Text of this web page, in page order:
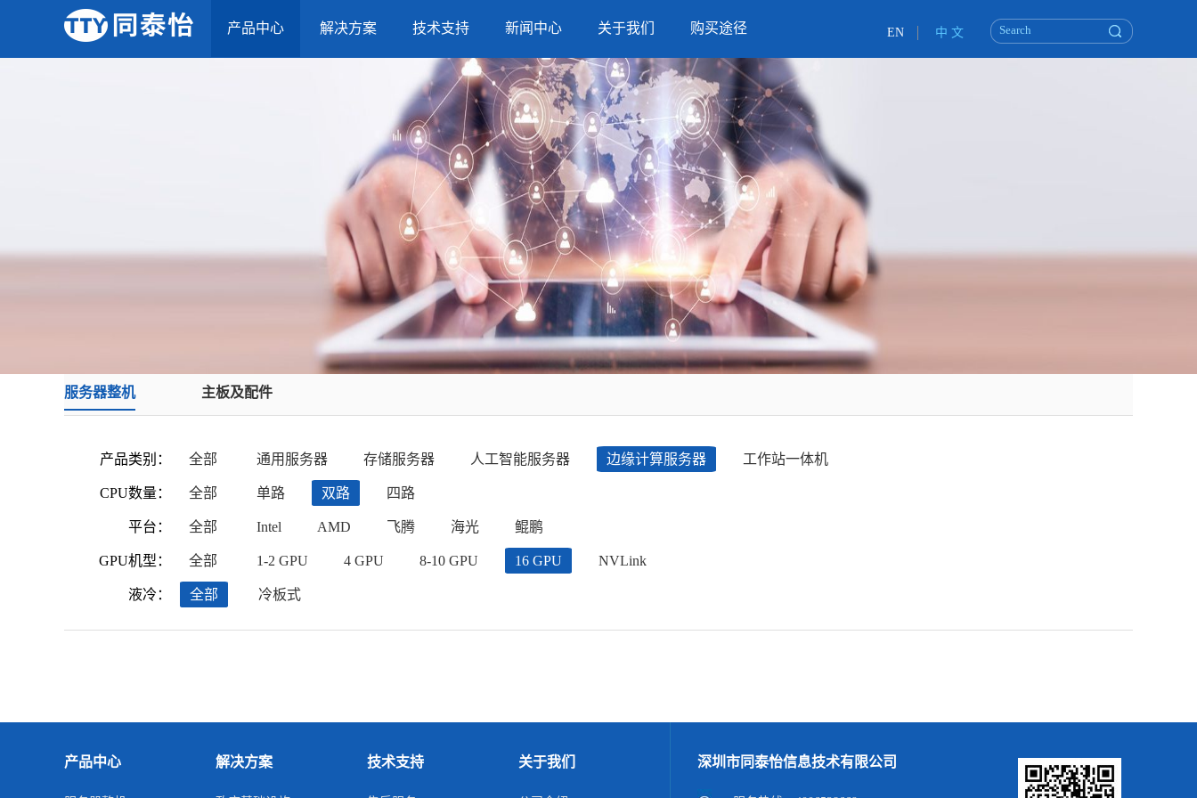
EN 中 文
产品中心 解决方案 技术支持 新闻中心 关于我们 购买途径
服务器整机 主板及配件
产品类别：
CPU数量：
平台：
GPU机型：
液冷：
全部 通用服务器 存储服务器 人工智能服务器 边缘计算服务器 工作站一体机
全部 单路 双路 四路
全部 Intel AMD 飞腾 海光 鲲鹏
全部 1-2 GPU 4 GPU 8-10 GPU 16 GPU NVLink
全部 冷板式
产品中心 解决方案 技术支持 关于我们 深圳市同泰怡信息技术有限公司